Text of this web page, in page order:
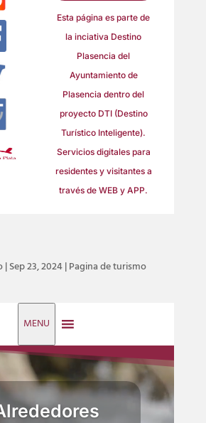
Esta página es parte de
la inciativa Destino
Plasencia del
Ayuntamiento de
Plasencia dentro del
proyecto DTI (Destino
Turístico Inteligente).
Servicios digitales para
residentes y visitantes a
través deWEB yAPP.
|Sep 23, 2024|Pagina de turismo
MENU
Reproductor
de
vídeo